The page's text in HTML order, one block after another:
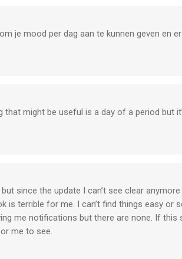
automatisch kunt synchroniseren met de
of anticonceptie. Raadpleeg altijd een
Premium-functies.
account zodra u uw aankoop bevestigt.
verlenging uit uw accountinstellingen na
je mood per dag aan te kunnen geven en
might be useful is a day of a period but
since the update I can’t see clear anymore
is terrible for me. I can’t find things easy or
me notifications but there are none. If this
me to see.